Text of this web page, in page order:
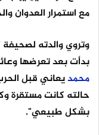
مع استمرار العدوان
وتروي والدته
بدأت بعد تعرضها
محمديعاني قبل
حالته كانت مستقرة
بشكل طبيعي".